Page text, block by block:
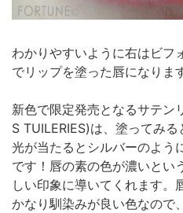
わかりやすいように右はビフ
でリップを塗った唇になりま
新色で限定発売となるサテン
S TUILERIES)は、塗ってみる
光が当たるとシルバーのよう
です！唇の素の色が濃いとい
しい印象に導いてくれます。
かなり馴染みが良い色なので